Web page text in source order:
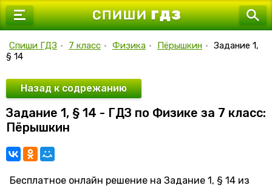
7 класс
9 класс
10 класс
11 класс
Спиши ГДЗ • 7 класс • Физика • Пёрышкин • Задание 1,
§ 14
Назад к содрежанию
Задание 1, § 14 - ГДЗ по Физике за 7 класс:
Пёрышкин
Бесплатное онлайн решение на Задание 1, § 14 из